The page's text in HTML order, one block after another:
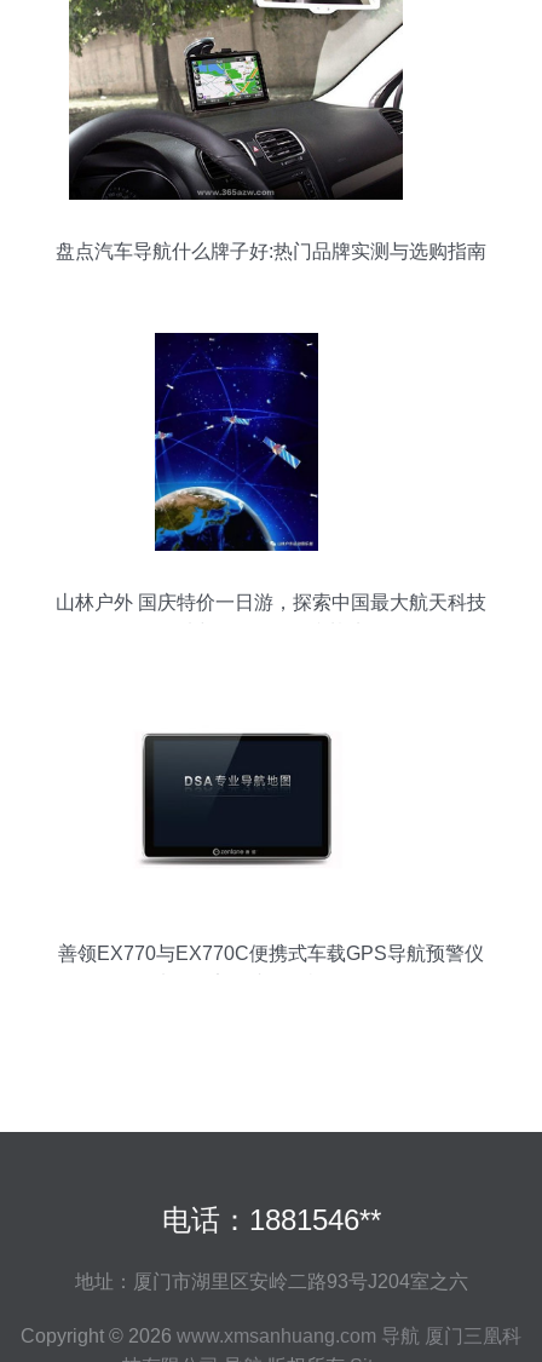
盘点汽车导航什么牌子好:热门品牌实测与选购指南
山林户外 国庆特价一日游，探索中国最大航天科技
善领EX770与EX770C便携式车载GPS导航预警仪
电话：1881546**
地址：厦门市湖里区安岭二路93号J204室之六
Copyright © 2026 www.xmsanhuang.com 导航 厦门三凰科